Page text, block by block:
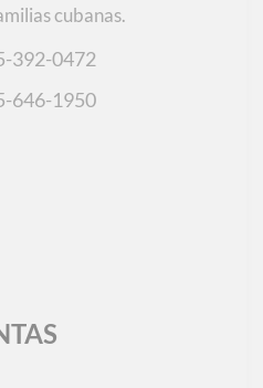
cubanas.
392-0472
646-1950